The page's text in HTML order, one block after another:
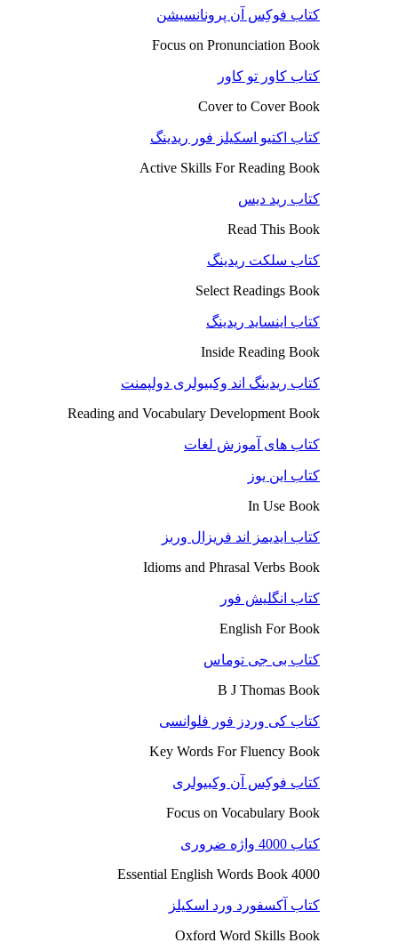
کتاب فوکِس آن پرونانسیشن
Focus on Pronunciation Book
کتاب کاور تو کاور
Cover to Cover Book
کتاب اکتیو اسکیلز فور ریدینگ
Active Skills For Reading Book
کتاب رید دیس
Read This Book
کتاب سلکت ریدینگ
Select Readings Book
کتاب اینساید ریدینگ
Inside Reading Book
کتاب ریدینگ اند وکبیولری دولپمنت
Reading and Vocabulary Development Book
کتاب های آموزش لغات
کتاب این یوز
In Use Book
کتاب ایدیمز اند فریزال وربز
Idioms and Phrasal Verbs Book
کتاب انگلیش فور
English For Book
کتاب بی جی توماس
B J Thomas Book
کتاب کی وردز فور فلوانسی
Key Words For Fluency Book
کتاب فوکِس آن وکبیولری
Focus on Vocabulary Book
کتاب 4000 واژه ضروری
4000 Essential English Words Book
کتاب آکسفورد ورد اسکیلز
Oxford Word Skills Book